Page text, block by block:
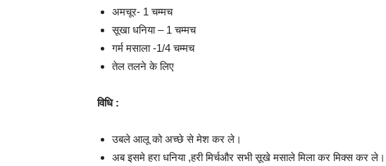
अमचूर- 1 चम्मच
सूखा धनिया – 1 चम्मच
गर्म मसाला -1/4 चम्मच
तेल तलने के लिए
विधि :
उबले आलू को अच्छे से मेश कर ले।
अब इसमे हरा धनिया ,हरी मिर्चऔर सभी सूखे मसाले मिला कर मिक्स कर ले।